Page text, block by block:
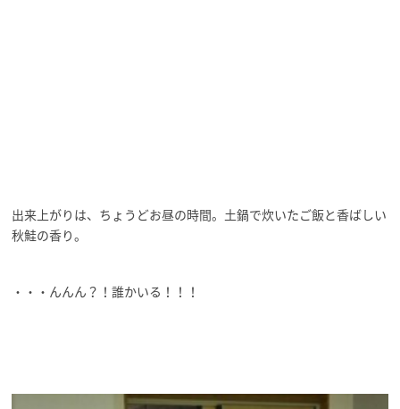
出来上がりは、ちょうどお昼の時間。土鍋で炊いたご飯と香ばしい
秋鮭の香り。
・・・んんん？！誰かいる！！！